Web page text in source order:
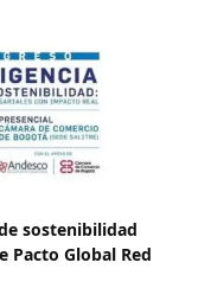
sostenibilidad
Pacto Global Red